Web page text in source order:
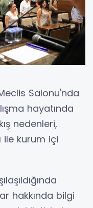
Salonu'nda
hayatında
nedenleri,
ile kurum içi
hakkında bilgi